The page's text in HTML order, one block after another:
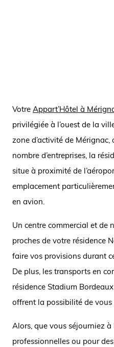
Votre Appart’Hôtel à
privilégiée à l’ouest de la
zone d’activité de
nombre d’entreprises, la
situe à proximité de
emplacement
en avion.
Un centre commercial et de
proches de votre résidence
faire vos provisions durant
De plus, les transports en
résidence Stadium
offrent la possibilité de
Alors, que vous séjourniez
professionnelles ou pour